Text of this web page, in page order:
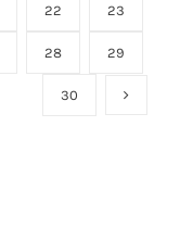
22 23
28 29
30